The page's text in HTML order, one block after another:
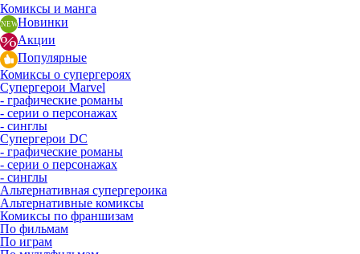
Комиксы и манга
Новинки
Акции
Популярные
Комиксы о супергероях
Супергерои Marvel
- графические романы
- серии о персонажах
- синглы
Супергерои DC
- графические романы
- серии о персонажах
- синглы
Альтернативная супергероика
Альтернативные комиксы
Комиксы по франшизам
По фильмам
По играм